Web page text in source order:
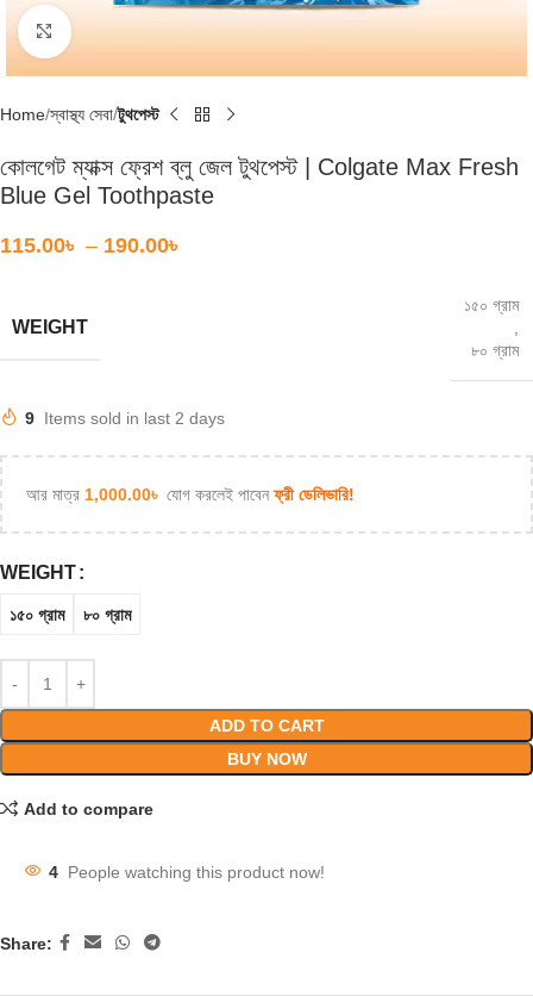
Click to enlarge
Home স্বাস্থ্য সেবা টুথপেস্ট
কোলগেট ম্যাক্স ফ্রেশ ব্লু জেল টুথপেস্ট | Colgate Max Fresh
Blue Gel Toothpaste
115.00৳ – 190.00৳
WEIGHT
১৫০ গ্রাম
৮০ গ্রাম
9 Items sold in last 2 days
আর মাত্র 1,000.00৳ যোগ করলেই পাবেনফ্রী ডেলিভারি!
WEIGHT
১৫০ গ্রাম ৮০ গ্রাম
ADD TO CART
BUY NOW
Add to compare
4 People watching this product now!
Share: